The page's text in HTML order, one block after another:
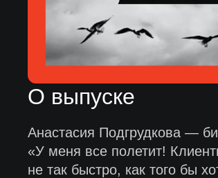
О выпуске
Анастасия Подгрудкова —
«У меня все полетит!
не так быстро, как того бы